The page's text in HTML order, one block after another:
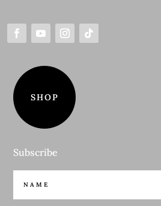
SHOP
Subscribe